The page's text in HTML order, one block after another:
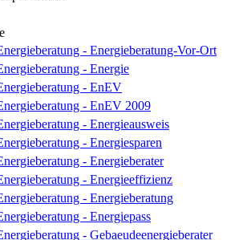
- Energieberatung-Vor-Ort
- Energie
- EnEV
- EnEV 2009
- Energieausweis
- Energiesparen
- Energieberater
- Energieeffizienz
- Energieberatung
- Energiepass
- Gebaeudeenergieberater